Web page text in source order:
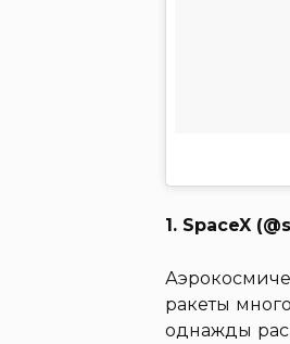
1. SpaceX
ракеты
однажды